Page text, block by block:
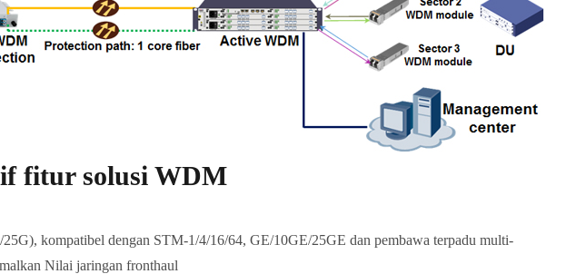
fitur solusi WDM
kompatibel dengan STM-1/4/16/64, GE/10GE/25GE dan pembawa terpadu multi-
Nilai jaringan fronthaul